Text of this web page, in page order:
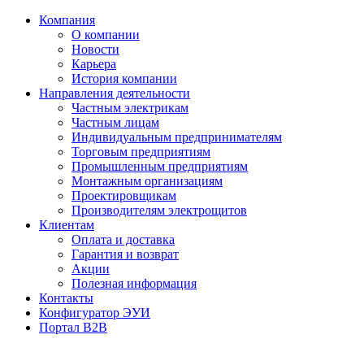
Компания
О компании
Новости
Карьера
История компании
Направления деятельности
Частным электрикам
Частным лицам
Индивидуальным предпринимателям
Торговым предприятиям
Промышленным предприятиям
Монтажным организациям
Проектировщикам
Производителям электрощитов
Клиентам
Оплата и доставка
Гарантия и возврат
Акции
Полезная информация
Контакты
Конфигуратор ЭУИ
Портал B2B